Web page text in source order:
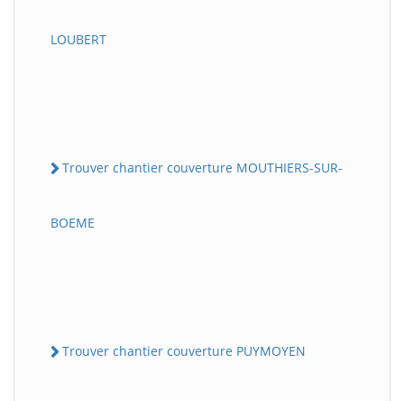
LOUBERT
Trouver chantier couverture MOUTHIERS-SUR-
BOEME
Trouver chantier couverture PUYMOYEN